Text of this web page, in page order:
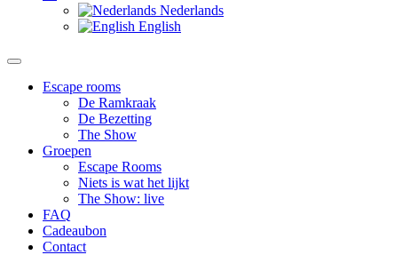
Nederlands
English
Escape rooms
De Ramkraak
De Bezetting
The Show
Groepen
Escape Rooms
Niets is wat het lijkt
The Show: live
FAQ
Cadeaubon
Contact